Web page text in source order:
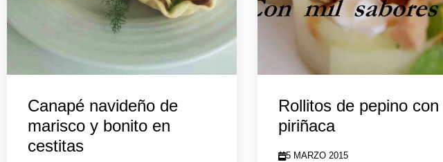
Canapé navideño de
marisco y bonito en
cestitas
Rollitos de pepino con
piriñaca
5 MARZO 2015